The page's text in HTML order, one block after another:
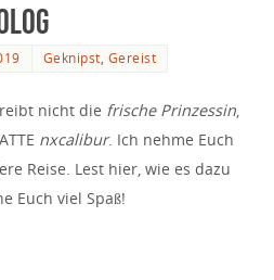
Geknipst, Gereist
nicht die frische Prinzessin,
nxcalibur. Ich nehme Euch
Reise. Lest hier, wie es dazu
Euch viel Spaß!